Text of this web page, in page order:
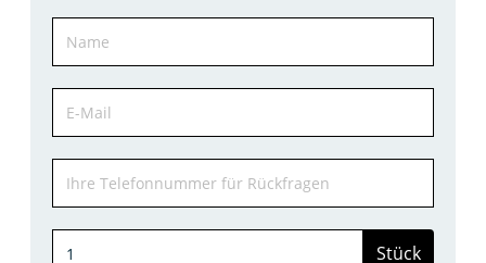
Stück